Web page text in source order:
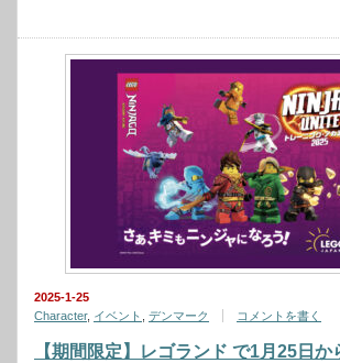
2025-1-25
Character, イベント デンマーク コメントを書く
【期間限定】レゴランド で1月25日か